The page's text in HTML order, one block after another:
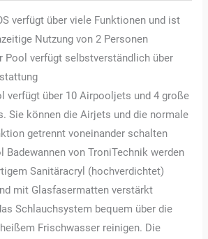
verfügt über viele Funktionen und ist
Nutzung von 2 Personen
Pool verfügt selbstverständlich über
verfügt über 10 Airpooljets und 4 große
Sie können die Airjets und die normale
getrennt voneinander schalten
Badewannen von TroniTechnik werden
Sanitäracryl (hochverdichtet)
mit Glasfasermatten verstärkt
Schlauchsystem bequem über die
Frischwasser reinigen. Die